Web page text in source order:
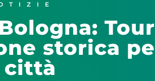
storica
città